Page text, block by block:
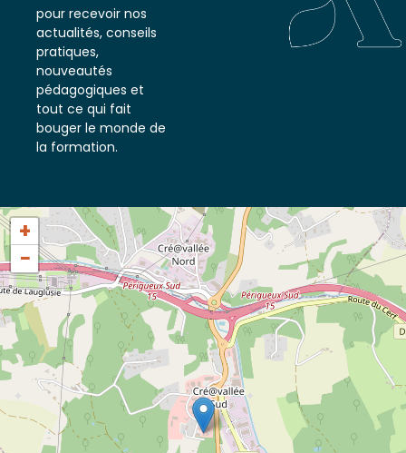
notre newsletter
pour recevoir nos
actualités, conseils
pratiques,
nouveautés
pédagogiques et
tout ce qui fait
bouger le monde de
+
−